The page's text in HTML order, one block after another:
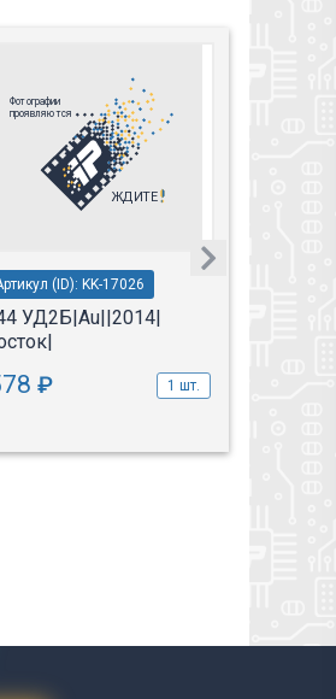
(ID): KK-17026
УД2Б|Au||2014|
₽ 1 шт.